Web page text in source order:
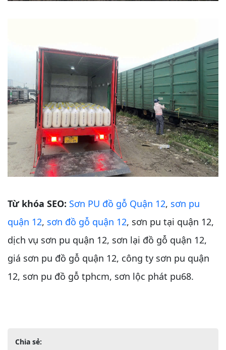
Từ khóa SEO: Sơn PU đồ gỗ Quận 12, sơn pu
quận 12, sơn đồ gỗ quận 12, sơn pu tại quận 12,
dịch vụ sơn pu quận 12, sơn lại đồ gỗ quận 12,
giá sơn pu đồ gỗ quận 12, công ty sơn pu quận
12, sơn pu đồ gỗ tphcm, sơn lộc phát pu68.
Chia sẻ: